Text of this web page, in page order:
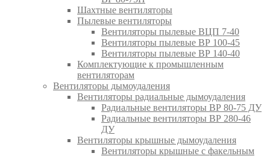
Шахтные вентиляторы
Пылевые вентиляторы
Вентиляторы пылевые ВЦП 7-40
Вентиляторы пылевые ВР 100-45
Вентиляторы пылевые ВР 140-40
Комплектующие к промышленным
вентиляторам
Вентиляторы дымоудаления
Вентиляторы радиальные дымоудаления
Радиальные вентиляторы ВР 80-75 ДУ
Радиальные вентиляторы ВР 280-46
ДУ
Вентиляторы крышные дымоудаления
Вентиляторы крышные с факельным